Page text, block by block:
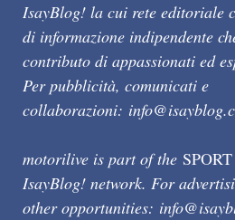
IsayBlog! la cui rete editoriale
di informazione indipendente
contributo di appassionati ed
Per pubblicità, comunicati e
collaborazioni:
motorilive is part of the
IsayBlog! network. For
other opportunities: